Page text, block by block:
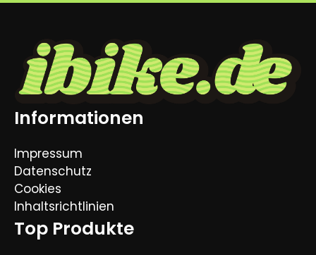
Informationen
Impressum
Datenschutz
Cookies
Inhaltsrichtlinien
Top Produkte